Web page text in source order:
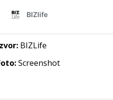
BIZLife
Screenshot